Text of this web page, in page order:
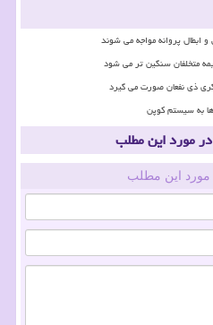
ابطال پروانه مواجه می شوند
متخلفان سنگین تر می شود
ذی نفعان صورت می گیرد
به سیستم کوپن
مورد این مطلب
مورد این مطلب